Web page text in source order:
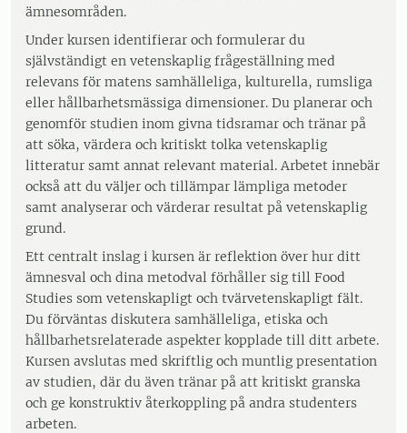
ämnesområden.
Under kursen identifierar och formulerar du
självständigt en vetenskaplig frågeställning med
relevans för matens samhälleliga, kulturella, rumsliga
eller hållbarhetsmässiga dimensioner. Du planerar och
genomför studien inom givna tidsramar och tränar på
att söka, värdera och kritiskt tolka vetenskaplig
litteratur samt annat relevant material. Arbetet innebär
också att du väljer och tillämpar lämpliga metoder
samt analyserar och värderar resultat på vetenskaplig
grund.
Ett centralt inslag i kursen är reflektion över hur ditt
ämnesval och dina metodval förhåller sig till Food
Studies som vetenskapligt och tvärvetenskapligt fält.
Du förväntas diskutera samhälleliga, etiska och
hållbarhetsrelaterade aspekter kopplade till ditt arbete.
Kursen avslutas med skriftlig och muntlig presentation
av studien, där du även tränar på att kritiskt granska
och ge konstruktiv återkoppling på andra studenters
arbeten.